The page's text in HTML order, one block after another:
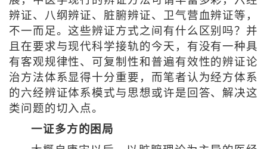
辨证、八纲辨证、脏腑辨证、卫气营血辨证等，
不一而足。这些辨证方式之间有什么区别吗？并
且在要求与现代科学接轨的今天，有没有一种具
有客观规律性、可复制性和普遍有效性的辨证论
治方法体系显得十分重要，而笔者认为经方体系
的六经辨证体系模式与思想或许是回答、解决这
类问题的切入点。
一证多方的困局